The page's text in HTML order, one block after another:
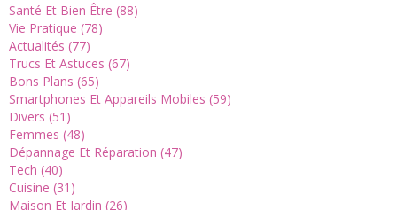
Santé Et Bien Être (88)
Vie Pratique (78)
Actualités (77)
Trucs Et Astuces (67)
Bons Plans (65)
Smartphones Et Appareils Mobiles (59)
Divers (51)
Femmes (48)
Dépannage Et Réparation (47)
Tech (40)
Cuisine (31)
Maison Et Jardin (26)